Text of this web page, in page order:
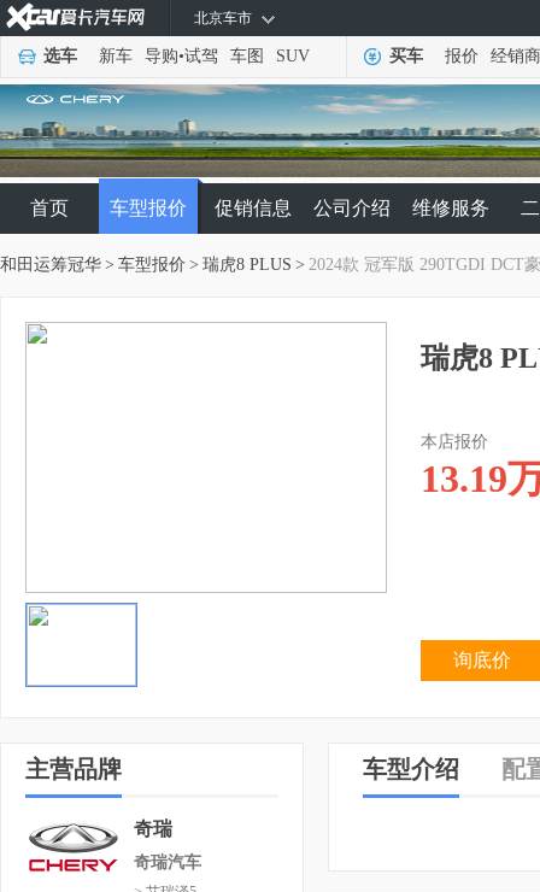
北京车市
选车 新车 导购•试驾 车图 SUV 买车 报价 经销商
首页 车型报价 促销信息 公司介绍 维修服务
和田运筹冠华 > 车型报价 > 瑞虎8 PLUS > 2024款 冠军版 290TGDI DCT
瑞虎8
本店报价
13.19
询底价
主营品牌
奇瑞
奇瑞汽车
车型介绍 配